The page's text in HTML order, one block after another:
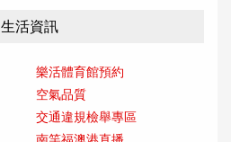
生活資訊
樂活體育館預約
空氣品質
交通違規檢舉專區